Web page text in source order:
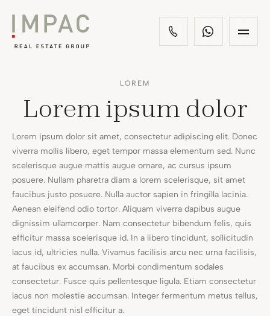
LOREM
Lorem ipsum dolor
Lorem ipsum dolor sit amet, consectetur adipiscing elit. Donec
viverra mollis libero, eget tempor massa elementum sed. Nunc
scelerisque augue mattis augue ornare, ac cursus ipsum
posuere. Nullam pharetra diam a lorem scelerisque, sit amet
faucibus justo posuere. Nulla auctor sapien in fringilla lacinia.
Aenean eleifend odio tortor. Aliquam viverra dapibus augue
dignissim ullamcorper. Nam consectetur bibendum felis, quis
efficitur massa scelerisque id. In a libero tincidunt, sollicitudin
lacus id, ultricies nulla. Vivamus facilisis arcu nec urna facilisis,
at faucibus ex accumsan. Morbi condimentum sodales
consectetur. Fusce quis pellentesque ligula. Etiam consectetur
lacus non molestie accumsan. Integer fermentum metus tellus,
eget tincidunt nisl efficitur a.